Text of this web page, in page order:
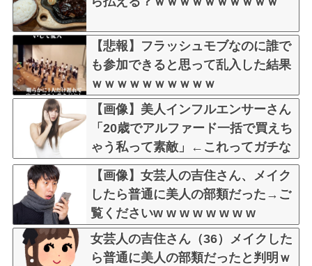
【悲報】フラッシュモブなのに誰で
も参加できると思って乱入した結果
ｗｗｗｗｗｗｗｗｗｗ
【画像】美人インフルエンサーさん
「20歳でアルファード一括で買えち
ゃう私って素敵」←これってガチな
ん？それともネタなん？w w w w w
w w w w
【画像】女芸人の吉住さん、メイク
したら普通に美人の部類だった→ご
覧くださいw w w w w w w w
女芸人の吉住さん（36）メイクした
ら普通に美人の部類だったと判明ｗ